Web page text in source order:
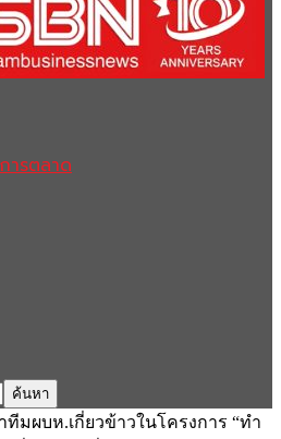
ารตลาด
ทีมผบห.เกี่ยวข้าวในโครงการ “ทำ